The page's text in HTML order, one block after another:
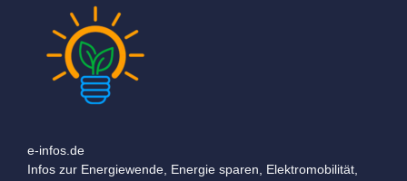
e-infos.de
Infos zur Energiewende, Energie sparen, Elektromobilität,